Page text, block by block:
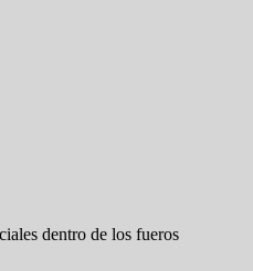
dentro de los fueros